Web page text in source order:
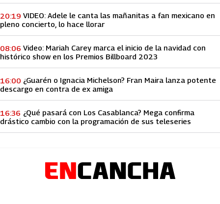
VIDEO: Adele le canta las mañanitas a fan mexicano en
pleno concierto, lo hace llorar
20:19
Video: Mariah Carey marca el inicio de la navidad con
histórico show en los Premios Billboard 2023
08:06
¿Guarén o Ignacia Michelson? Fran Maira lanza potente
descargo en contra de ex amiga
16:00
¿Qué pasará con Los Casablanca? Mega confirma
drástico cambio con la programación de sus teleseries
16:36